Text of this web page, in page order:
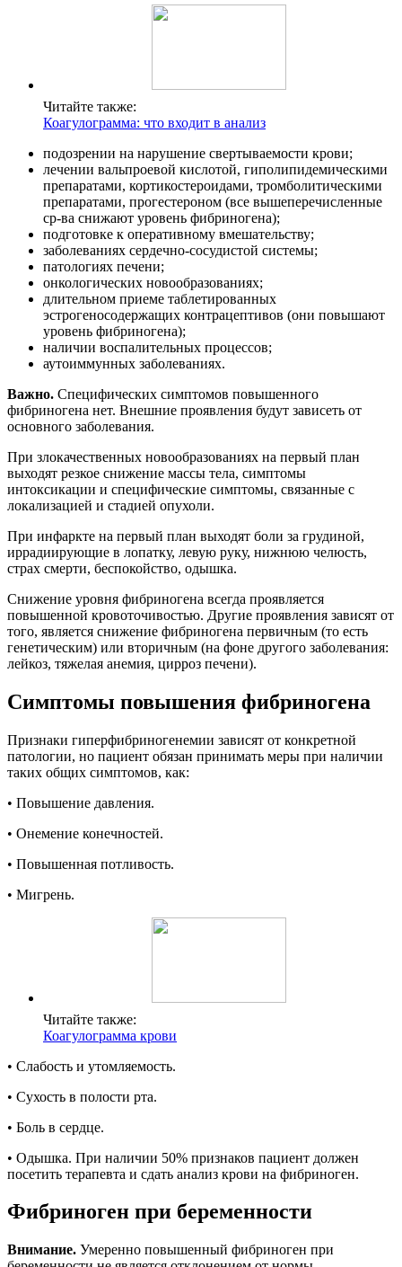
Читайте также:
Коагулограмма: что входит в анализ
подозрении на нарушение свертываемости крови;
лечении вальпроевой кислотой, гиполипидемическими
препаратами, кортикостероидами, тромболитическими
препаратами, прогестероном (все вышеперечисленные
ср-ва снижают уровень фибриногена);
подготовке к оперативному вмешательству;
заболеваниях сердечно-сосудистой системы;
патологиях печени;
онкологических новообразованиях;
длительном приеме таблетированных
эстрогеносодержащих контрацептивов (они повышают
уровень фибриногена);
наличии воспалительных процессов;
аутоиммунных заболеваниях.
Важно. Специфических симптомов повышенного
фибриногена нет. Внешние проявления будут зависеть от
основного заболевания.
При злокачественных новообразованиях на первый план
выходят резкое снижение массы тела, симптомы
интоксикации и специфические симптомы, связанные с
локализацией и стадией опухоли.
При инфаркте на первый план выходят боли за грудиной,
иррадиирующие в лопатку, левую руку, нижнюю челюсть,
страх смерти, беспокойство, одышка.
Снижение уровня фибриногена всегда проявляется
повышенной кровоточивостью. Другие проявления зависят от
того, является снижение фибриногена первичным (то есть
генетическим) или вторичным (на фоне другого заболевания:
лейкоз, тяжелая анемия, цирроз печени).
Симптомы повышения фибриногена
Признаки гиперфибриногенемии зависят от конкретной
патологии, но пациент обязан принимать меры при наличии
таких общих симптомов, как:
• Повышение давления.
• Онемение конечностей.
• Повышенная потливость.
• Мигрень.
Читайте также:
Коагулограмма крови
• Слабость и утомляемость.
• Сухость в полости рта.
• Боль в сердце.
• Одышка. При наличии 50% признаков пациент должен
посетить терапевта и сдать анализ крови на фибриноген.
Фибриноген при беременности
Внимание. Умеренно повышенный фибриноген при